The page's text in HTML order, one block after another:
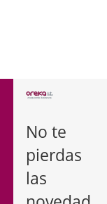
No te
pierdas
las